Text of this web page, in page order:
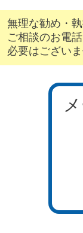
無理な勧め・
ご相談のお電
必要はござい